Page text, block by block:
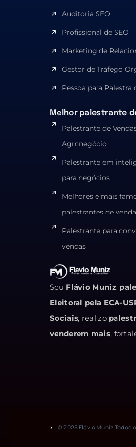
Auditoria SEO
Profissional de SEO
Marketing de
Gestor de Tráfego
Pessoa para Palestra
Melhor palestrante
Palestrante de
Agronegócio
Palestrante em
para negócios
Melhores e mais
palestrantes de
Palestrante para
vendas
Sou Flávio Muniz,
Eleitoral pela ECA-
Sociais, realizo
venderem mais,
© 2025 Flávio Muniz Todos